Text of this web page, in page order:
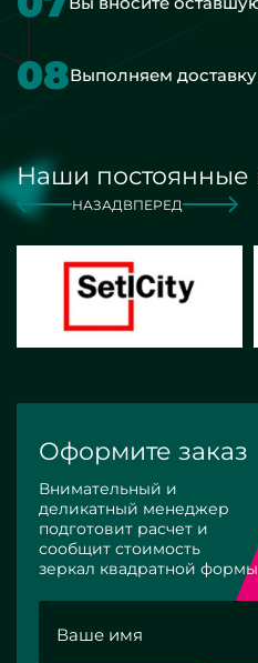
08Выполняем
Наши постоянные
НАЗАД ВПЕРЕД
Оформите заказ
Внимательный и
деликатный менеджер
подготовит расчет и
сообщит стоимость
зеркал квадратной формы